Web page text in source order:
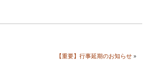
【重要】行事延期のお知らせ»